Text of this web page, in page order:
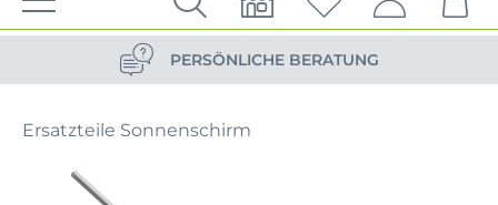
VERSANDKOSTENFREIE LIEFERUNG
PERSÖNLICHE BERATUNG
Ersatzteile Sonnenschirm